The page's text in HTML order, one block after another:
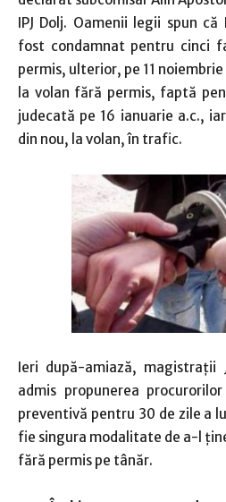
IPJ Dolj. Oamenii legii spun că
fost condamnat pentru cinci
permis, ulterior, pe 11
la volan fără permis, faptă
judecată pe 16 ianuarie a.c.,
din nou, la volan, în trafic.
Ieri după-amiază, magistraţii
admis propunerea
preventivă pentru 30 de zile a
fie singura modalitate de a-l
fără permis pe tânăr.